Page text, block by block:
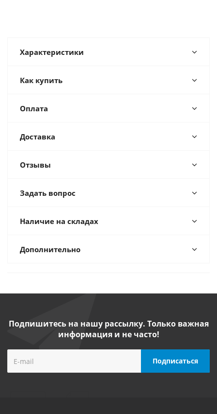
Характеристики
Как купить
Оплата
Доставка
Отзывы
Задать вопрос
Наличие на складах
Дополнительно
Подпишитесь на нашу рассылку. Только важная
информация и не часто!